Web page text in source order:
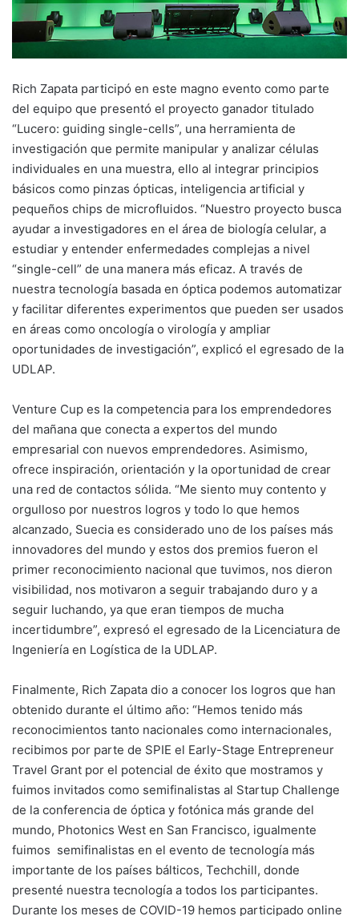
Rich Zapata participó en este magno evento como parte
del equipo que presentó el proyecto ganador titulado
“Lucero: guiding single-cells”, una herramienta de
investigación que permite manipular y analizar células
individuales en una muestra, ello al integrar principios
básicos como pinzas ópticas, inteligencia artificial y
pequeños chips de microfluidos. “Nuestro proyecto busca
ayudar a investigadores en el área de biología celular, a
estudiar y entender enfermedades complejas a nivel
“single-cell” de una manera más eficaz. A través de
nuestra tecnología basada en óptica podemos automatizar
y facilitar diferentes experimentos que pueden ser usados
en áreas como oncología o virología y ampliar
oportunidades de investigación”, explicó el egresado de la
UDLAP.
Venture Cup es la competencia para los emprendedores
del mañana que conecta a expertos del mundo
empresarial con nuevos emprendedores. Asimismo,
ofrece inspiración, orientación y la oportunidad de crear
una red de contactos sólida. “Me siento muy contento y
orgulloso por nuestros logros y todo lo que hemos
alcanzado, Suecia es considerado uno de los países más
innovadores del mundo y estos dos premios fueron el
primer reconocimiento nacional que tuvimos, nos dieron
visibilidad, nos motivaron a seguir trabajando duro y a
seguir luchando, ya que eran tiempos de mucha
incertidumbre”, expresó el egresado de la Licenciatura de
Ingeniería en Logística de la UDLAP.
Finalmente, Rich Zapata dio a conocer los logros que han
obtenido durante el último año: “Hemos tenido más
reconocimientos tanto nacionales como internacionales,
recibimos por parte de SPIE el Early-Stage Entrepreneur
Travel Grant por el potencial de éxito que mostramos y
fuimos invitados como semifinalistas al Startup Challenge
de la conferencia de óptica y fotónica más grande del
mundo, Photonics West en San Francisco, igualmente
fuimos semifinalistas en el evento de tecnología más
importante de los países bálticos, Techchill, donde
presenté nuestra tecnología a todos los participantes.
Durante los meses de COVID-19 hemos participado online